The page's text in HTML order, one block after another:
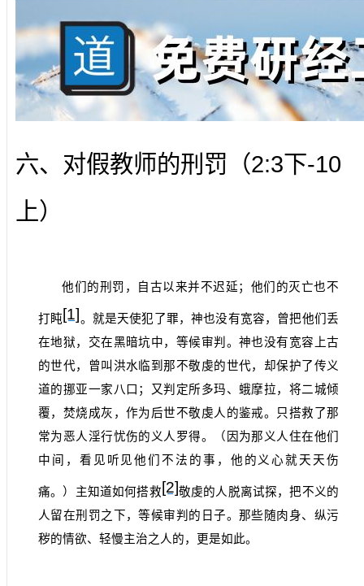
六、对假教师的刑罚（2:3下-10
上）
他们的刑罚，自古以来并不迟延；他们的灭亡也不
打盹[1]。就是天使犯了罪，神也没有宽容，曾把他们丢
在地狱，交在黑暗坑中，等候审判。神也没有宽容上古
的世代，曾叫洪水临到那不敬虔的世代，却保护了传义
道的挪亚一家八口；又判定所多玛、蛾摩拉，将二城倾
覆，焚烧成灰，作为后世不敬虔人的鉴戒。只搭救了那
常为恶人淫行忧伤的义人罗得。（因为那义人住在他们
中间，看见听见他们不法的事，他的义心就天天伤
痛。）主知道如何搭救 [2]敬虔的人脱离试探，把不义的
人留在刑罚之下，等候审判的日子。那些随肉身、纵污
秽的情欲、轻慢主治之人的，更是如此。